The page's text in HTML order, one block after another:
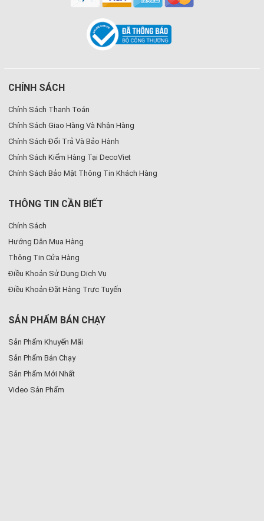
CHÍNH SÁCH
Chính Sách Thanh Toán
Chính Sách Giao Hàng Và Nhận Hàng
Chính Sách Đổi Trả Và Bảo Hành
Chính Sách Kiểm Hàng Tại DecoViet
Chính Sách Bảo Mật Thông Tin Khách Hàng
THÔNG TIN CẦN BIẾT
Chính Sách
Hướng Dẫn Mua Hàng
Thông Tin Cửa Hàng
Điều Khoản Sử Dụng Dịch Vụ
Điều Khoản Đặt Hàng Trực Tuyến
SẢN PHẨM BÁN CHẠY
Sản Phẩm Khuyến Mãi
Sản Phẩm Bán Chạy
Sản Phẩm Mới Nhất
Video Sản Phẩm